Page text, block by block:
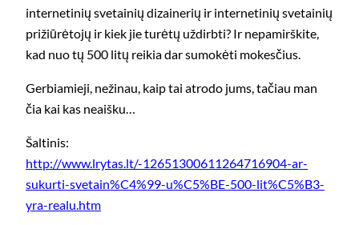
internetinių svetainių dizainerių ir internetinių svetainių
prižiūrėtojų ir kiek jie turėtų uždirbti? Ir nepamirškite,
kad nuo tų 500 litų reikia dar sumokėti mokesčius.
Gerbiamieji, nežinau, kaip tai atrodo jums, tačiau man
čia kai kas neaišku…
Šaltinis:
http://www.lrytas.lt/-12651300611264716904-ar-
sukurti-svetain%C4%99-u%C5%BE-500-lit%C5%B3-
yra-realu.htm